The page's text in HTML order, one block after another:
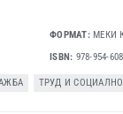
ФОРМАТ: МЕКИ
ISBN: 978-954-
ТРУД И